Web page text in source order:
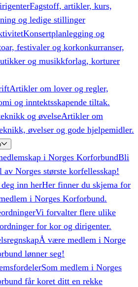
Fagstoff, artikler, kurs,
og ledige stillinger
Konsertplanlegging og
festivaler og korkonkurranser,
og musikkforlag, korturer
Artikler om lover og regler,
og inntektsskapende tiltak.
og øvelseArtikler om
øvelser og gode hjelpemidler.
i Norges KorforbundBli
av Norges største korfellesskap!
inn herHer finner du skjema for
i Norges Korforbund.
Vi forvalter flere ulike
for kor og dirigenter.
Å være medlem i Norge
lønner seg!
Som medlem i Norges
får koret ditt en rekke